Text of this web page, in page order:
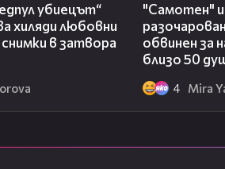
убиецът“
хиляди любовни
снимки в затвора
"Самотен" и
обвинен за
близо 50
4 Mira